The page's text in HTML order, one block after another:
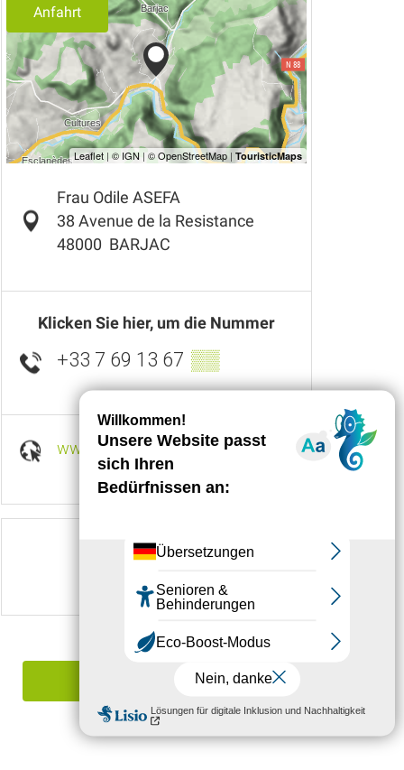
Anfahrt
Frau Odile ASEFA
38 Avenue de la Resistance
48000 BARJAC
Klicken Sie hier, um die Nummer
+33 7 69 13 67 ▒▒
www.aupontdelagineze.fr
Folgen Sie uns auf
Einen Irrtum angeben